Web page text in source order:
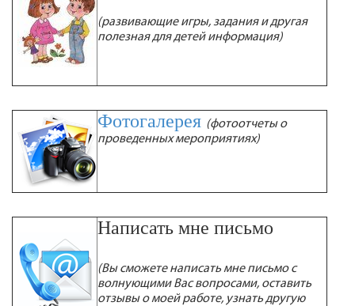
(развивающие игры, задания и другая
полезная для детей информация)
Фотогалерея (фотоотчеты о
проведенных мероприятиях)
Написать мне письмо
(Вы сможете написать мне письмо с
волнующими Вас вопросами, оставить
отзывы о моей работе, узнать другую